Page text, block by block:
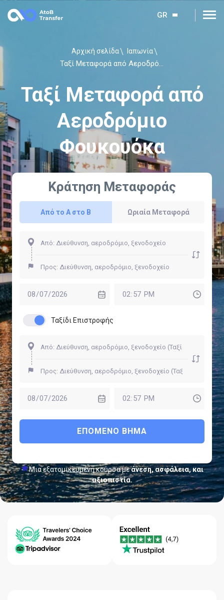
GR
Αρχική σελίδα Ιαπωνία
Ταξί Μεταφορά από Αεροδρόμιο Φουκουόκα
Ταξί Μεταφορά από
Αεροδρόμιο
Φουκουόκα
Κράτηση Μεταφοράς
Από το Α στο Β Ωριαία Μεταφορά
Ταξίδι Επιστροφής
ΕΠΌΜΕΝΟ ΒΉΜΑ
Μια εξατομικευμένη κούρσα μεάνεση, ασφάλεια, και
αξιοπιστία.